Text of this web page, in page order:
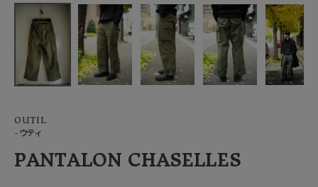
meeting_room ログイン person 会員登録
OUTIL
-ウティ
PANTALON CHASELLES